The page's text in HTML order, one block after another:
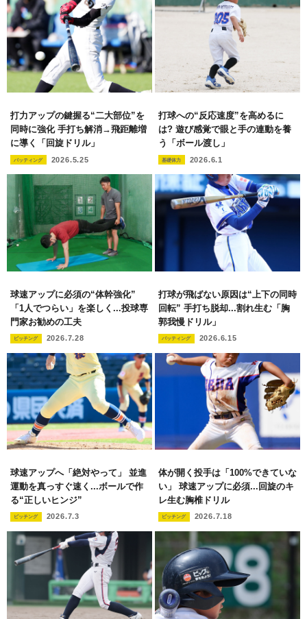
打力アップの鍵握る“二大部位”を
同時に強化 手打ち解消→飛距離増
に導く「回旋ドリル」
バッティング 2026.5.25
打球への“反応速度”を高めるに
は? 遊び感覚で眼と手の連動を養
う「ボール渡し」
基礎体力 2026.6.1
球速アップに必須の“体幹強化”
「1人でつらい」を楽しく...投球専
門家お勧めの工夫
ピッチング 2026.7.28
打球が飛ばない原因は“上下の同時
回転” 手打ち脱却...割れ生む「胸
郭我慢ドリル」
バッティング 2026.6.15
球速アップへ「絶対やって」 並進
運動を真っすぐ速く...ボールで作
る“正しいヒンジ”
ピッチング 2026.7.3
体が開く投手は「100%できていな
い」 球速アップに必須...回旋のキ
レ生む胸椎ドリル
ピッチング 2026.7.18